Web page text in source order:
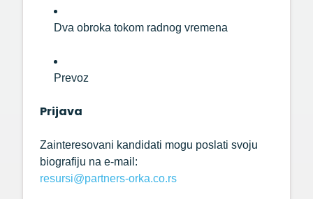
Dva obroka tokom radnog vremena
Prevoz
Prijava
Zainteresovani kandidati mogu poslati svoju
biografiju na e-mail:
resursi@partners-orka.co.rs